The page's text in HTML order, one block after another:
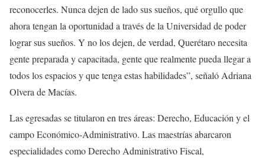
reconocerles. Nunca dejen de lado sus sueños, qué orgullo que
ahora tengan la oportunidad a través de la Universidad de poder
lograr sus sueños. Y no los dejen, de verdad, Querétaro necesita
gente preparada y capacitada, gente que realmente pueda llegar a
todos los espacios y que tenga estas habilidades”, señaló Adriana
Olvera de Macías.
Las egresadas se titularon en tres áreas: Derecho, Educación y el
campo Económico-Administrativo. Las maestrías abarcaron
especialidades como Derecho Administrativo Fiscal,